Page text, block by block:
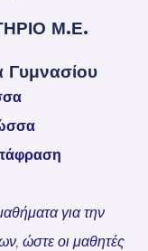
Μ.Ε.
Γυμνασίου
για την
ώστε οι μαθητές